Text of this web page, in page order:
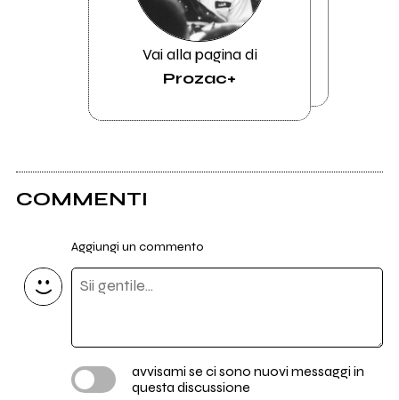
Vai alla pagina di
Prozac+
COMMENTI
Aggiungi un commento
avvisami se ci sono nuovi messaggi in
questa discussione